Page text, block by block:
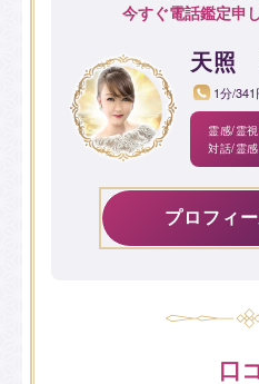
今すぐ電話鑑定申
天照
1分/341
霊感/霊
対話/霊
魂切り/
修正/チ
プロフィ
口